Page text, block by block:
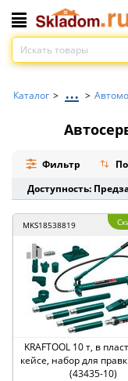
Каталог > ... >
Фильтр
Доступность:
MKS18538819
KRAFTOOL 10 т, в
кейсе, набор для
(43435-10)